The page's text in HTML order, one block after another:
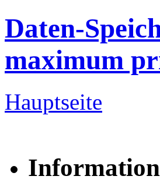
Daten-
maximum
Hauptseite